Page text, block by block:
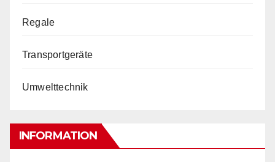
Regale
Transportgeräte
Umwelttechnik
INFORMATION